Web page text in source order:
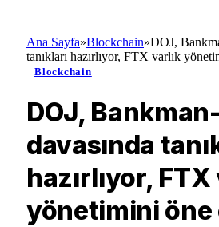
Ana Sayfa»Blockchain»DOJ,
tanıkları hazırlıyor, FTX varlık
Blockchain
DOJ,
davasında
hazırlıyor, FTX
yönetimini öne